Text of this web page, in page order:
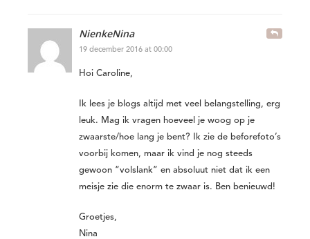
NienkeNina
19 december 2016 at 00:00
Hoi Caroline,
Ik lees je blogs altijd met veel belangstelling, erg
leuk. Mag ik vragen hoeveel je woog op je
zwaarste/hoe lang je bent? Ik zie de beforefoto’s
voorbij komen, maar ik vind je nog steeds
gewoon “volslank” en absoluut niet dat ik een
meisje zie die enorm te zwaar is. Ben benieuwd!
Groetjes,
Nina